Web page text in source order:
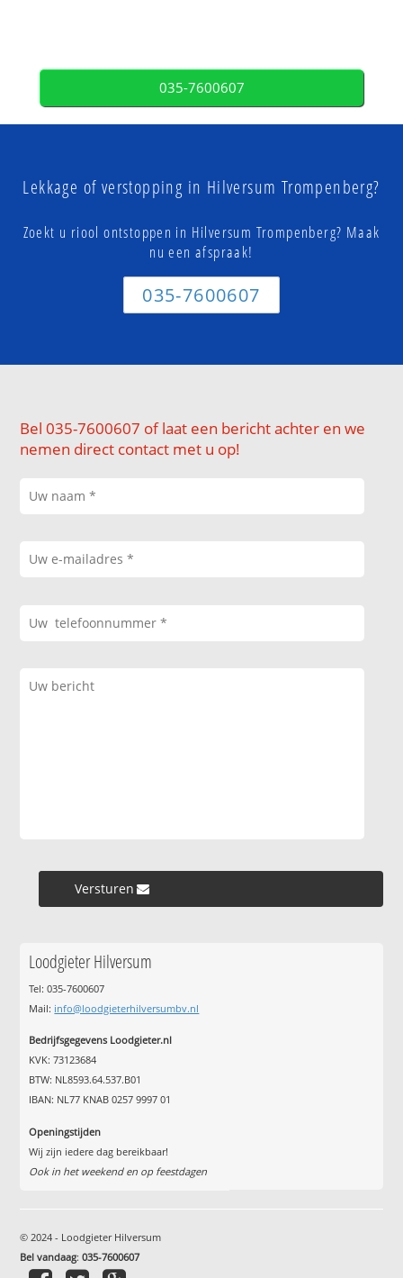
035-7600607
Lekkage of verstopping in Hilversum Trompenberg?
Zoekt u riool ontstoppen in Hilversum Trompenberg? Maak
nu een afspraak!
035-7600607
Bel 035-7600607 of laat een bericht achter en we
nemen direct contact met u op!
Versturen »
Loodgieter Hilversum
Tel: 035-7600607
Mail: info@loodgieterhilversumbv.nl
Bedrijfsgegevens Loodgieter.nl
KVK: 73123684
BTW: NL8593.64.537.B01
IBAN: NL77 KNAB 0257 9997 01
Openingstijden
Wij zijn iedere dag bereikbaar!
Ook in het weekend en op feestdagen
© 2024 - Loodgieter Hilversum
Bel vandaag:035-7600607